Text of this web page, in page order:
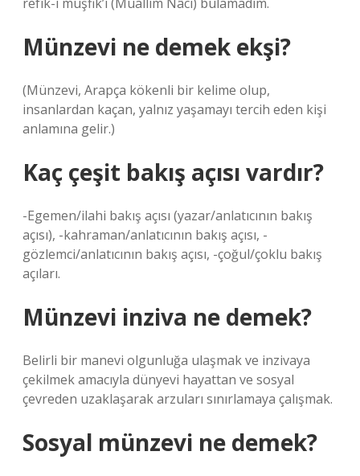
Münzevi ne demek ekşi?
(Münzevi, Arapça kökenli bir kelime olup,
insanlardan kaçan, yalnız yaşamayı tercih eden kişi
anlamına gelir.)
Kaç çeşit bakış açısı vardır?
-Egemen/ilahi bakış açısı (yazar/anlatıcının bakış
açısı), -kahraman/anlatıcının bakış açısı, -
gözlemci/anlatıcının bakış açısı, -çoğul/çoklu bakış
açıları.
Münzevi inziva ne demek?
Belirli bir manevi olgunluğa ulaşmak ve inzivaya
çekilmek amacıyla dünyevi hayattan ve sosyal
çevreden uzaklaşarak arzuları sınırlamaya çalışmak.
Sosyal münzevi ne demek?